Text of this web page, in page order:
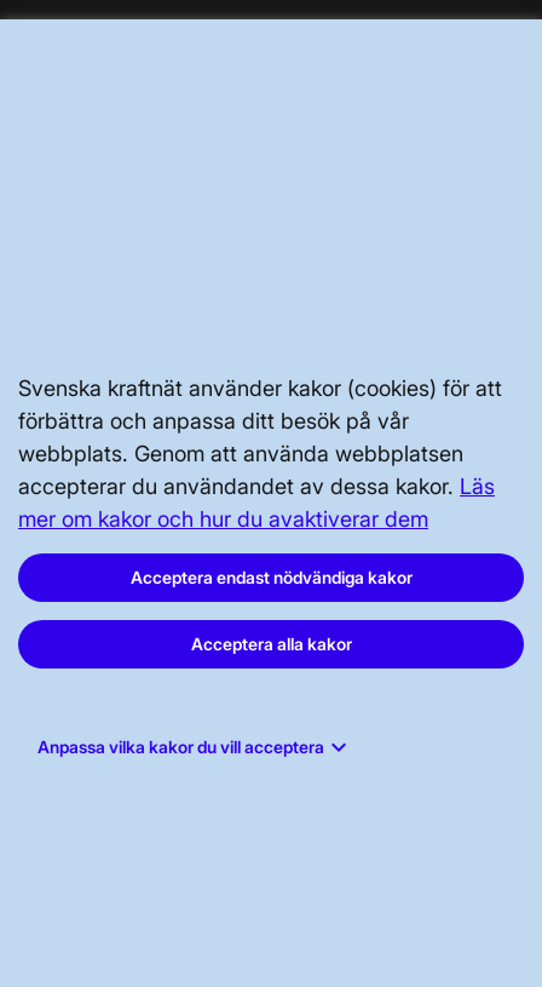
Svenska kraftnät använder kakor (cookies) för att
förbättra och anpassa ditt besök på vår
webbplats. Genom att använda webbplatsen
accepterar du användandet av dessa kakor. Läs
mer om kakor och hur du avaktiverar dem
Acceptera endast nödvändiga kakor
Acceptera alla kakor
Anpassa vilka kakor du vill acceptera keyboard_arrow_down
OM WEBBPLATSEN
Svenska kraftnät, Box 1200, 172 24
Sundbyberg
E-post:registrator@svk.se
Vår dataskyddspolicy
Tillgänglighetsredogörelse